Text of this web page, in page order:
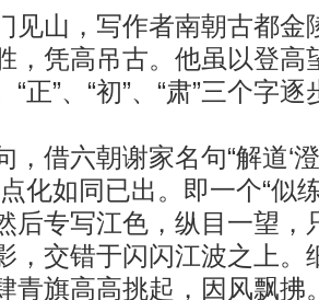
山，写作者南朝古都金
，凭高吊古。他虽以登高
“正”、“初”、“肃”三个字
借六朝谢家名句“解道‘澄
化如同已出。即一个“似
后专写江色，纵目一望，
，交错于闪闪江波之上。
青旗高高挑起，因风飘拂